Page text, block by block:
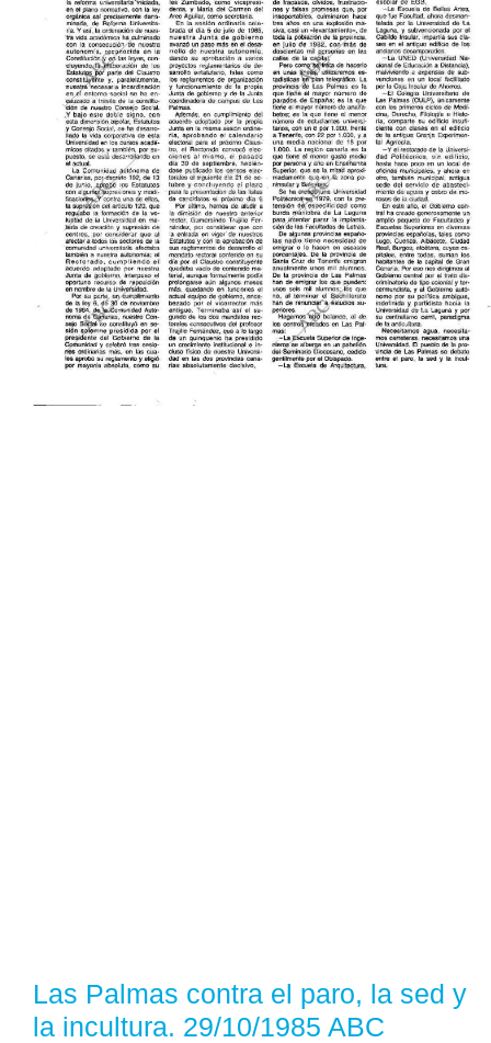
Las Palmas contra el paro, la sed y
la incultura. 29/10/1985 ABC